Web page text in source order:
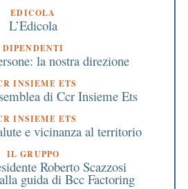
EDICOLA
L’Edicola
DIPENDENTI
la nostra direzione
INSIEME ETS
di Ccr Insieme Ets
INSIEME ETS
e vicinanza al territorio
IL GRUPPO
Roberto Scazzosi
guida di Bcc Factoring